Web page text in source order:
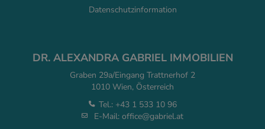
Datenschutzinformation
DR. ALEXANDRA GABRIEL IMMOBILIEN
Graben 29a/Eingang Trattnerhof 2
1010 Wien, Österreich
Tel.: +43 1 533 10 96
E-Mail: office@gabriel.at